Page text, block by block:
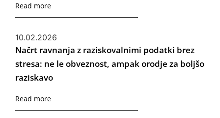
Read more
10.02.2026
Načrt ravnanja z raziskovalnimi podatki brez
stresa: ne le obveznost, ampak orodje za boljšo
raziskavo
Read more